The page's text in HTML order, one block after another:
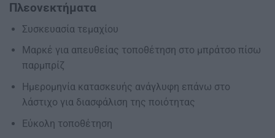
Πλεονεκτήματα
Συσκευασία τεμαχίου
Μαρκέ για απευθείας τοποθέτηση στο μπράτσο πίσω
παρμπρίζ
Ημερομηνία κατασκευής ανάγλυφη επάνω στο
λάστιχο για διασφάλιση της ποιότητας
Εύκολη τοποθέτηση